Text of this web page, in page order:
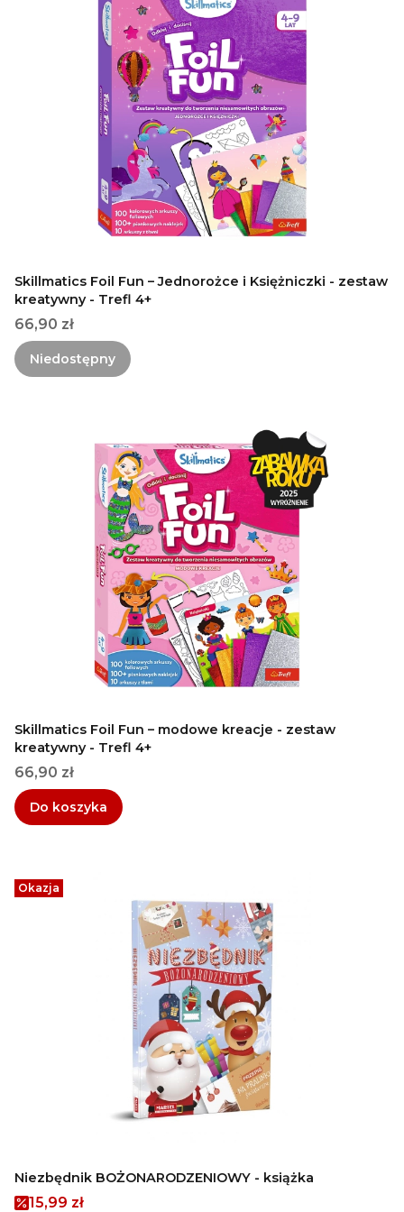
Skillmatics Foil Fun – Jednorożce i Księżniczki - zestaw
kreatywny - Trefl 4+
Cena
66,90 zł
Niedostępny
Skillmatics Foil Fun – modowe kreacje - zestaw
kreatywny - Trefl 4+
Cena
66,90 zł
Do koszyka
Okazja
Niezbędnik BOŻONARODZENIOWY - książka
Cena promocyjna
15,99 zł